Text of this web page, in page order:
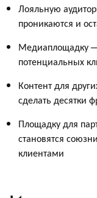
Лояльную
проникаются и
Медиаплощадку
потенциальных
Контент для
сделать десятки
Площадку для
становятся
клиентами